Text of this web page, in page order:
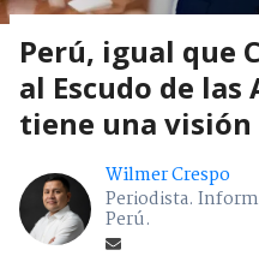
Perú, igual que
al Escudo de las
tiene una visión
Wilmer Crespo
Periodista.
Perú.